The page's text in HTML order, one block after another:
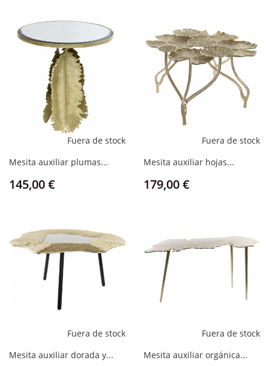
Fuera de stock
Mesita auxiliar plumas...
Precio
145,00 €
Fuera de stock
Mesita auxiliar hojas...
Precio
179,00 €
Fuera de stock
Mesita auxiliar dorada y...
Fuera de stock
Mesita auxiliar orgánica...